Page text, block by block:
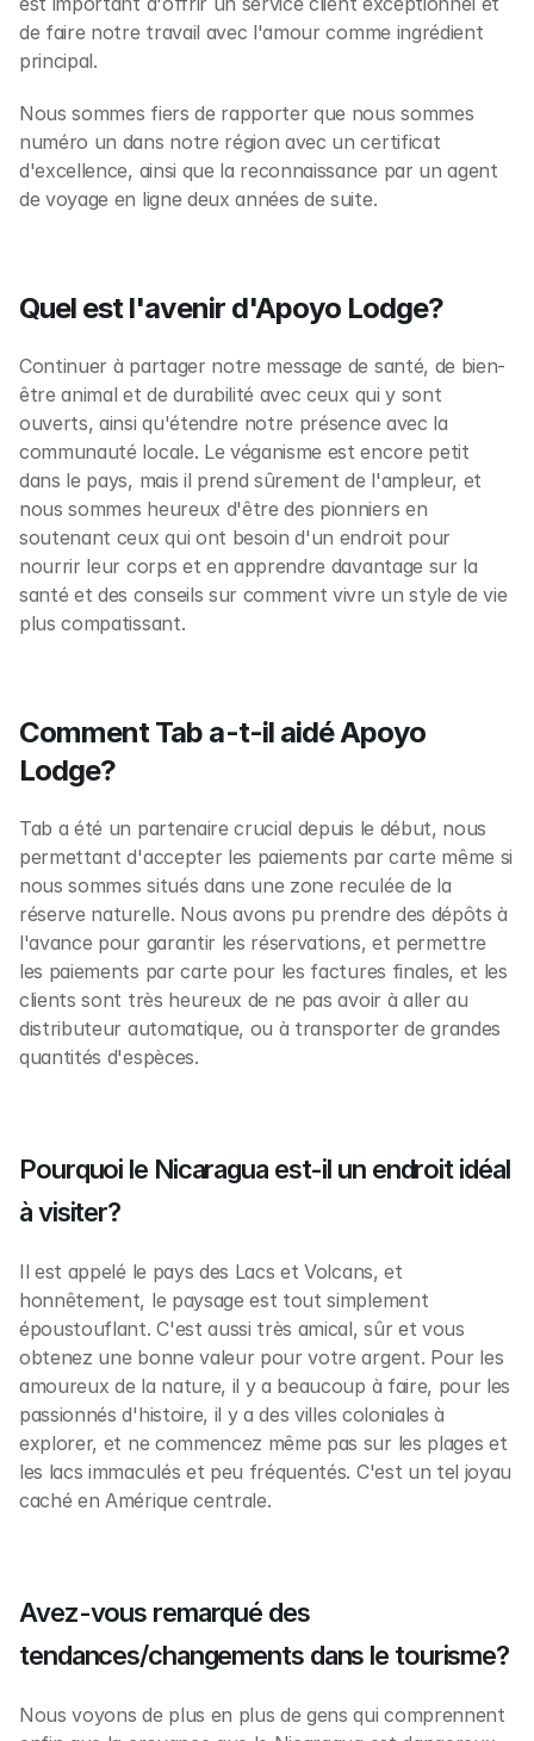
de faire notre travail avec l'amour comme ingrédient
principal.
Nous sommes fiers de rapporter que nous sommes
numéro un dans notre région avec un certificat
d'excellence, ainsi que la reconnaissance par un agent
de voyage en ligne deux années de suite.
Quel est l'avenir d'Apoyo Lodge?
Continuer à partager notre message de santé, de bien-
être animal et de durabilité avec ceux qui y sont
ouverts, ainsi qu'étendre notre présence avec la
communauté locale. Le véganisme est encore petit
dans le pays, mais il prend sûrement de l'ampleur, et
nous sommes heureux d'être des pionniers en
soutenant ceux qui ont besoin d'un endroit pour
nourrir leur corps et en apprendre davantage sur la
santé et des conseils sur comment vivre un style de vie
plus compatissant.
Comment Tab a-t-il aidé Apoyo
Lodge?
Tab a été un partenaire crucial depuis le début, nous
permettant d'accepter les paiements par carte même si
nous sommes situés dans une zone reculée de la
réserve naturelle. Nous avons pu prendre des dépôts à
l'avance pour garantir les réservations, et permettre
les paiements par carte pour les factures finales, et les
clients sont très heureux de ne pas avoir à aller au
distributeur automatique, ou à transporter de grandes
quantités d'espèces.
Pourquoi le Nicaragua est-il un endroit idéal
à visiter?
Il est appelé le pays des Lacs et Volcans, et
honnêtement, le paysage est tout simplement
époustouflant. C'est aussi très amical, sûr et vous
obtenez une bonne valeur pour votre argent. Pour les
amoureux de la nature, il y a beaucoup à faire, pour les
passionnés d'histoire, il y a des villes coloniales à
explorer, et ne commencez même pas sur les plages et
les lacs immaculés et peu fréquentés. C'est un tel joyau
caché en Amérique centrale.
Avez-vous remarqué des
tendances/changements dans le tourisme?
Nous voyons de plus en plus de gens qui comprennent